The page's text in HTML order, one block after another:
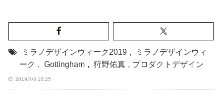
ミラノデザインウィーク2019 ,
ミラノデザインウィ
ーク , Gottingham , 狩野佑真 , プロダクトデザイン
2019/4/8 16:25